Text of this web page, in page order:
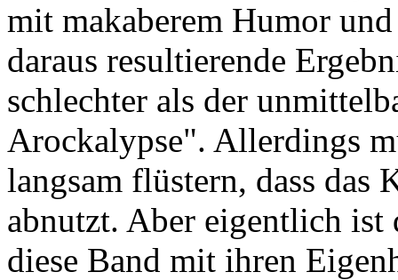
mit makaberem Humor
daraus resultierende
schlechter als der
Arockalypse". Allerdings
langsam flüstern, dass das
abnutzt. Aber eigentlich ist
diese Band mit ihren